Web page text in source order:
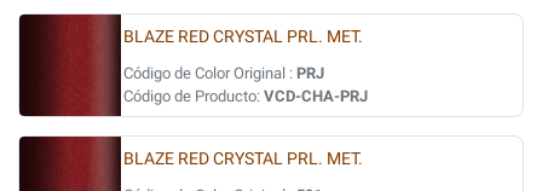
BLAZE RED CRYSTAL PRL. MET.
Código de Color Original : PRJ
Código de Producto: VCD-CHA-PRJ
BLAZE RED CRYSTAL PRL. MET.